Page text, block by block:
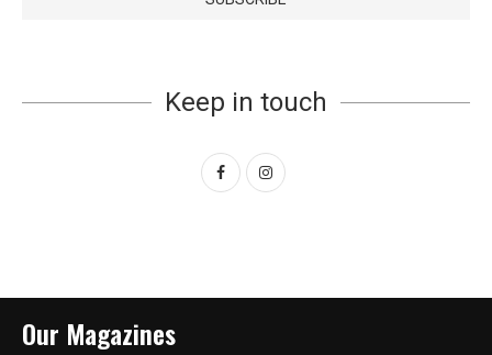
Keep in touch
Our Magazines